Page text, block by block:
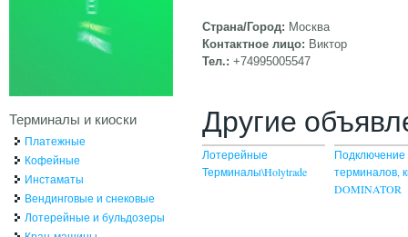
Страна/Город: Москва
Контактное лицо: Виктор
Тел.: +74995005547
Другие
Лотерейные
Терминалы\Holytrade
Подключение
терминалов,
DOMINATOR
Терминалы и киоски
Платежные
Кофейные
Инстаматы
Вендинговые и снековые
Лотерейные и бульдозеры